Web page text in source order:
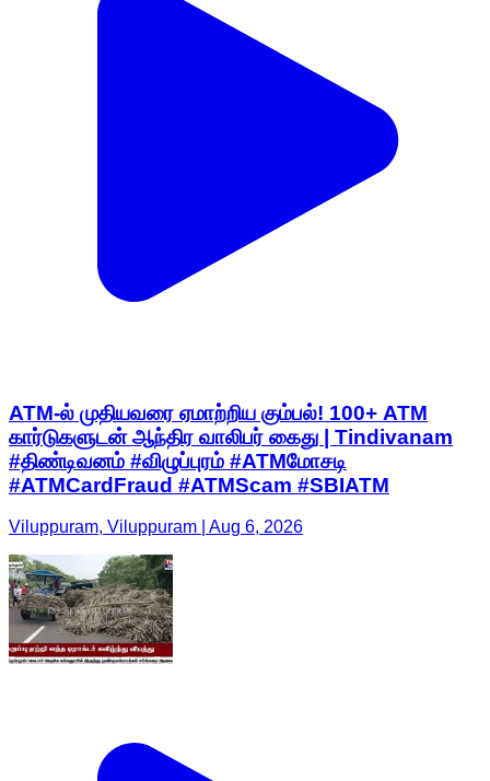
ATM-ல் முதியவரை ஏமாற்றிய கும்பல்! 100+ ATM
கார்டுகளுடன் ஆந்திர வாலிபர் கைது | Tindivanam
#திண்டிவனம் #விழுப்புரம் #ATMமோசடி
#ATMCardFraud #ATMScam #SBIATM
Viluppuram, Viluppuram | Aug 6, 2026